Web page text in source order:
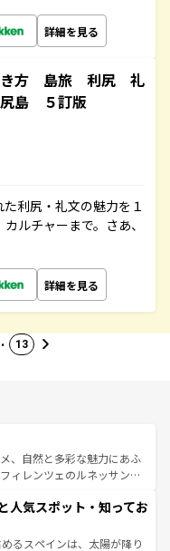
詳細を見る
き方 島旅 利尻 礼
島 ５訂版
利尻・礼文の魅力を１
ルチャーまで。さあ、
詳細を見る
13
、自然と多彩な魅力にあふ
ィレンツェのルネッサンス
風景やアマルフィ海岸の絶
。観光の合間には、本場の
リア料理を堪能することも
人気スポット・知ってお
るスペインは、太陽が降り